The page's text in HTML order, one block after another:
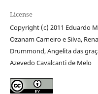
License
Copyright (c) 2011 Eduardo
Ozanam Carneiro e Silva,
Drummond, Angelita das
Azevedo Cavalcanti de Melo